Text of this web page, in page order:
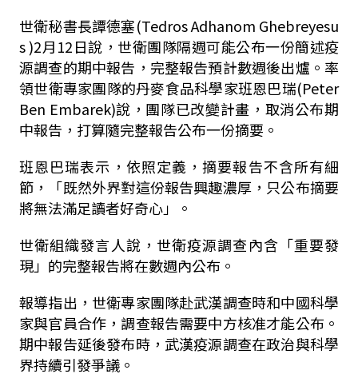
世衛秘書長譚德塞(Tedros Adhanom Ghebreyesu
s )2月12日說，世衛團隊隔週可能公布一份簡述疫
源調查的期中報告，完整報告預計數週後出爐。率
領世衛專家團隊的丹麥食品科學家班恩巴瑞(Peter
Ben Embarek)說，團隊已改變計畫，取消公布期
中報告，打算隨完整報告公布一份摘要。
班恩巴瑞表示，依照定義，摘要報告不含所有細
節，「既然外界對這份報告興趣濃厚，只公布摘要
將無法滿足讀者好奇心」。
世衛組織發言人說，世衛疫源調查內含「重要發
現」的完整報告將在數週內公布。
報導指出，世衛專家團隊赴武漢調查時和中國科學
家與官員合作，調查報告需要中方核准才能公布。
期中報告延後發布時，武漢疫源調查在政治與科學
界持續引發爭議。